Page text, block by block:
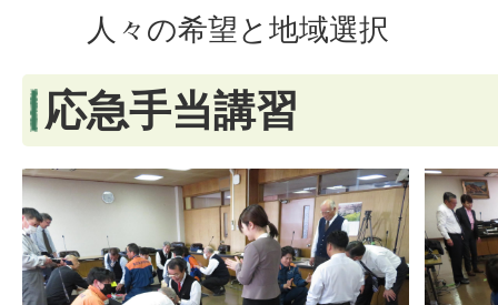
人々の希望と地域選択
応急手当講習